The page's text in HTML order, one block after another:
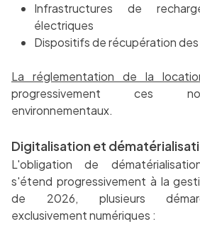
Infrastructures de
électriques
Dispositifs de récupération des
La réglementation de la
progressivement ces
environnementaux.
Digitalisation et
L'obligation de
s'étend progressivement à la
de 2026, plusieurs
exclusivement numériques :